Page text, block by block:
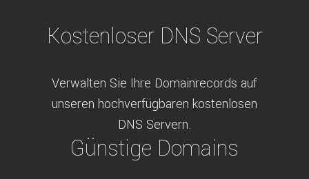
Kostenloser DNS Server
Verwalten Sie Ihre Domainrecords auf
unseren hochverfügbaren kostenlosen
DNS Servern.
Günstige Domains